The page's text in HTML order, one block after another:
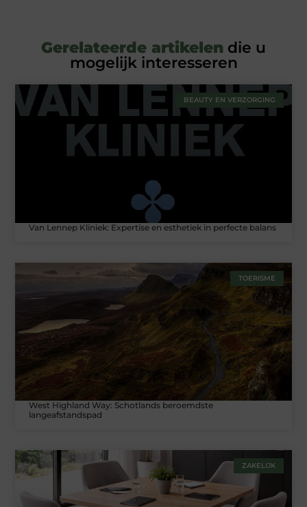
Gerelateerde artikelen die u
mogelijk interesseren
BEAUTY EN VERZORGING
Van Lennep Kliniek: Expertise en esthetiek in perfecte balans
TOERISME
West Highland Way: Schotlands beroemdste
langeafstandspad
ZAKELIJK